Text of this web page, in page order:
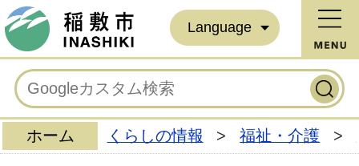
Language
ホーム くらしの情報 > 福祉・介護 >